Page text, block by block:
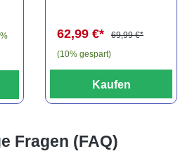
62,99 €*
69,99 €*
(10% gespart)
Kaufen
Fragen (FAQ)